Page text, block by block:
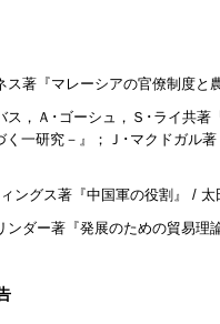
ス著『マレーシアの官僚制度と
ス，Ａ･ゴーシュ，Ｓ･ライ共
く一研究－』；Ｊ･マクドガル
ィングス著『中国軍の役割』 / 太
ンダー著『発展のための貿易理